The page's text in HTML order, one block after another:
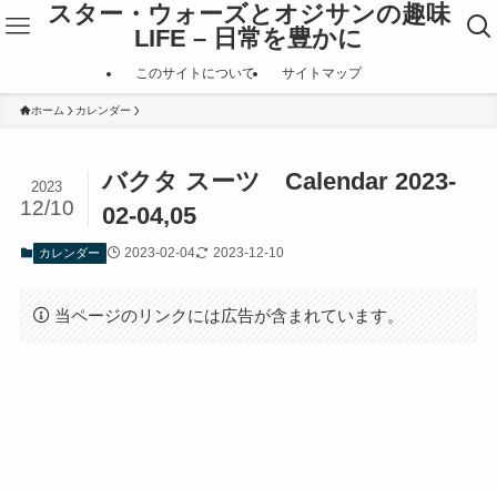
スター・ウォーズとオジサンの趣味
LIFE – 日常を豊かに
このサイトについて サイトマップ
ホーム カレンダー
バクタ スーツ Calendar 2023-
02-04,05
2023
12/10
カレンダー 2023-02-04 2023-12-10
当ページのリンクには広告が含まれています。